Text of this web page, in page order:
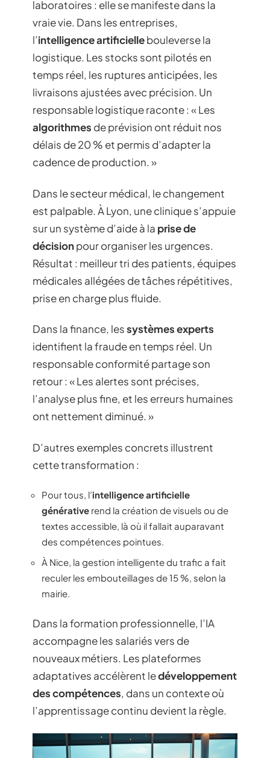
laboratoires : elle se manifeste dans la
vraie vie. Dans les entreprises,
l’intelligence artificiellebouleverse la
logistique. Les stocks sont pilotés en
temps réel, les ruptures anticipées, les
livraisons ajustées avec précision. Un
responsable logistique raconte : « Les
algorithmes de prévision ont réduit nos
délais de 20 % et permis d’adapter la
cadence de production. »
Dans le secteur médical, le changement
est palpable. À Lyon, une clinique s’appuie
sur un système d’aide à la prise de
décisionpour organiser les urgences.
Résultat : meilleur tri des patients, équipes
médicales allégées de tâches répétitives,
prise en charge plus fluide.
Dans la finance, lessystèmes experts
identifient la fraude en temps réel. Un
responsable conformité partage son
retour : « Les alertes sont précises,
l’analyse plus fine, et les erreurs humaines
ont nettement diminué. »
D’autres exemples concrets illustrent
cette transformation :
Pour tous, l’intelligence artificielle
générative rend la création de visuels ou de
textes accessible, là où il fallait auparavant
des compétences pointues.
À Nice, la gestion intelligente du trafic a fait
reculer les embouteillages de 15 %, selon la
mairie.
Dans la formation professionnelle, l’IA
accompagne les salariés vers de
nouveaux métiers. Les plateformes
adaptatives accélèrent ledéveloppement
des compétences, dans un contexte où
l’apprentissage continu devient la règle.